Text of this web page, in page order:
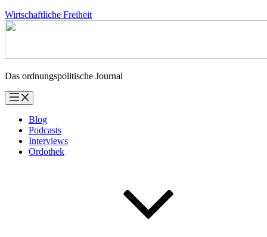
Zum
Inhalt
Wirtschaftliche Freiheit
Das ordnungspolitische Journal
Blog
Podcasts
Interviews
Ordothek